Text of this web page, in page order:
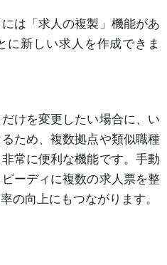
は「求人の複製」機能があ
に新しい求人を作成できま
けを変更したい場合に、い
ため、複数拠点や類似職種
常に便利な機能です。手動
ーディに複数の求人票を整
の向上にもつながります。